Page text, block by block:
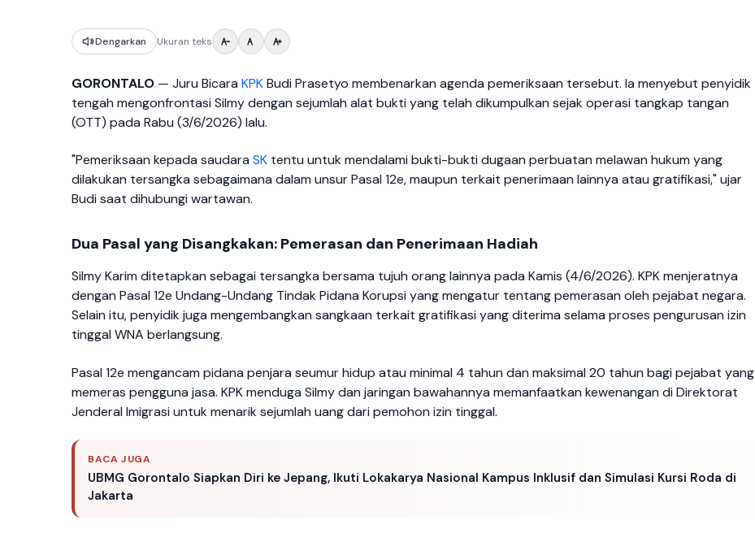
Dengarkan Ukuran teks
GORONTALO — Juru Bicara KPKBudi Prasetyo membenarkan agenda pemeriksaan tersebut. Ia menyebut penyidik
tengah mengonfrontasi Silmy dengan sejumlah alat bukti yang telah dikumpulkan sejak operasi tangkap tangan
(OTT) pada Rabu (3/6/2026) lalu.
"Pemeriksaan kepada saudara SK tentu untuk mendalami bukti-bukti dugaan perbuatan melawan hukum yang
dilakukan tersangka sebagaimana dalam unsur Pasal 12e, maupun terkait penerimaan lainnya atau gratifikasi," ujar
Budi saat dihubungi wartawan.
Dua Pasal yang Disangkakan: Pemerasan dan Penerimaan Hadiah
Silmy Karim ditetapkan sebagai tersangka bersama tujuh orang lainnya pada Kamis (4/6/2026). KPK menjeratnya
dengan Pasal 12e Undang-Undang Tindak Pidana Korupsi yang mengatur tentang pemerasan oleh pejabat negara.
Selain itu, penyidik juga mengembangkan sangkaan terkait gratifikasi yang diterima selama proses pengurusan izin
tinggal WNA berlangsung.
Pasal 12e mengancam pidana penjara seumur hidup atau minimal 4 tahun dan maksimal 20 tahun bagi pejabat yang
memeras pengguna jasa. KPK menduga Silmy dan jaringan bawahannya memanfaatkan kewenangan di Direktorat
Jenderal Imigrasi untuk menarik sejumlah uang dari pemohon izin tinggal.
BACA JUGA
UBMG Gorontalo Siapkan Diri ke Jepang, Ikuti Lokakarya Nasional Kampus Inklusif dan Simulasi Kursi Roda di
Jakarta